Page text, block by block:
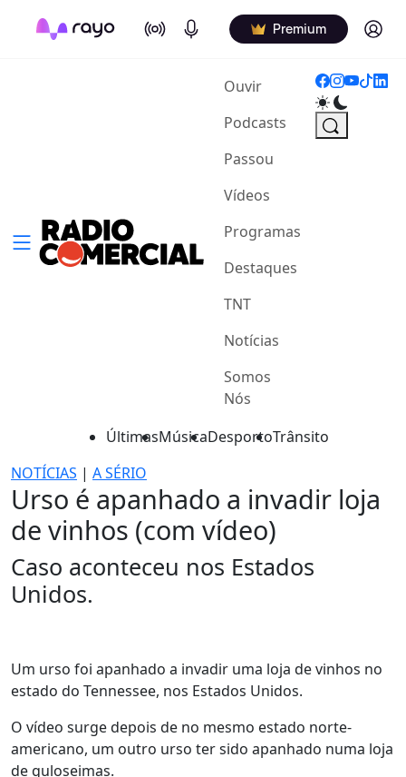
On Air Podcasts Premium Log in
Ouvir(current)
Podcasts
Passou
Vídeos
Programas
Destaques
TNT
Notícias
Somos
Nós
ÚltimasMúsicaDesportoTrânsito
NOTÍCIAS | A SÉRIO
Urso é apanhado a invadir loja
de vinhos (com vídeo)
Caso aconteceu nos Estados
Unidos.
Um urso foi apanhado a invadir uma loja de vinhos no
estado do Tennessee, nos Estados Unidos.
O vídeo surge depois de no mesmo estado norte-
americano, um outro urso ter sido apanhado numa loja
de guloseimas.